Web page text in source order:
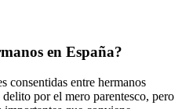
en España?
consentidas entre hermanos
por el mero parentesco, pero